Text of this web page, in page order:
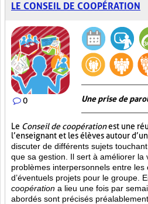
LE CONSEIL DE COOPÉRATION
0 Une prise de
Le Conseil de coopérationest une
l’enseignant et les élèves autour
discuter de différents sujets
que sa gestion. Il sert à améliorer la
problèmes interpersonnels entre les
d’éventuels projets pour le groupe.
coopération a lieu une fois par
abordés sont précisés